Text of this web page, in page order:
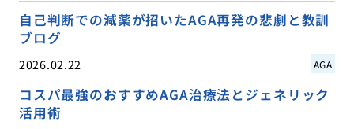
自己判断での減薬が招いたAGA再発の悲劇と教訓
ブログ
2026.02.22 AGA
コスパ最強のおすすめAGA治療法とジェネリック
活用術